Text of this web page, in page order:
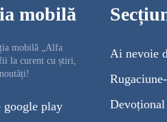
mobilă
mobilă „Alfa
la curent cu știri,
Ai nevoie
Devoțional